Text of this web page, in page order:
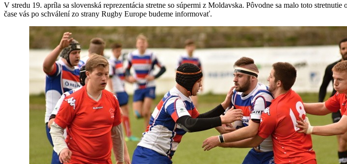
V stredu 19. apríla sa slovenská reprezentácia stretne so súpermi z Moldavska. Pôvodne sa malo toto
čase vás po schválení zo strany Rugby Europe budeme informovať.